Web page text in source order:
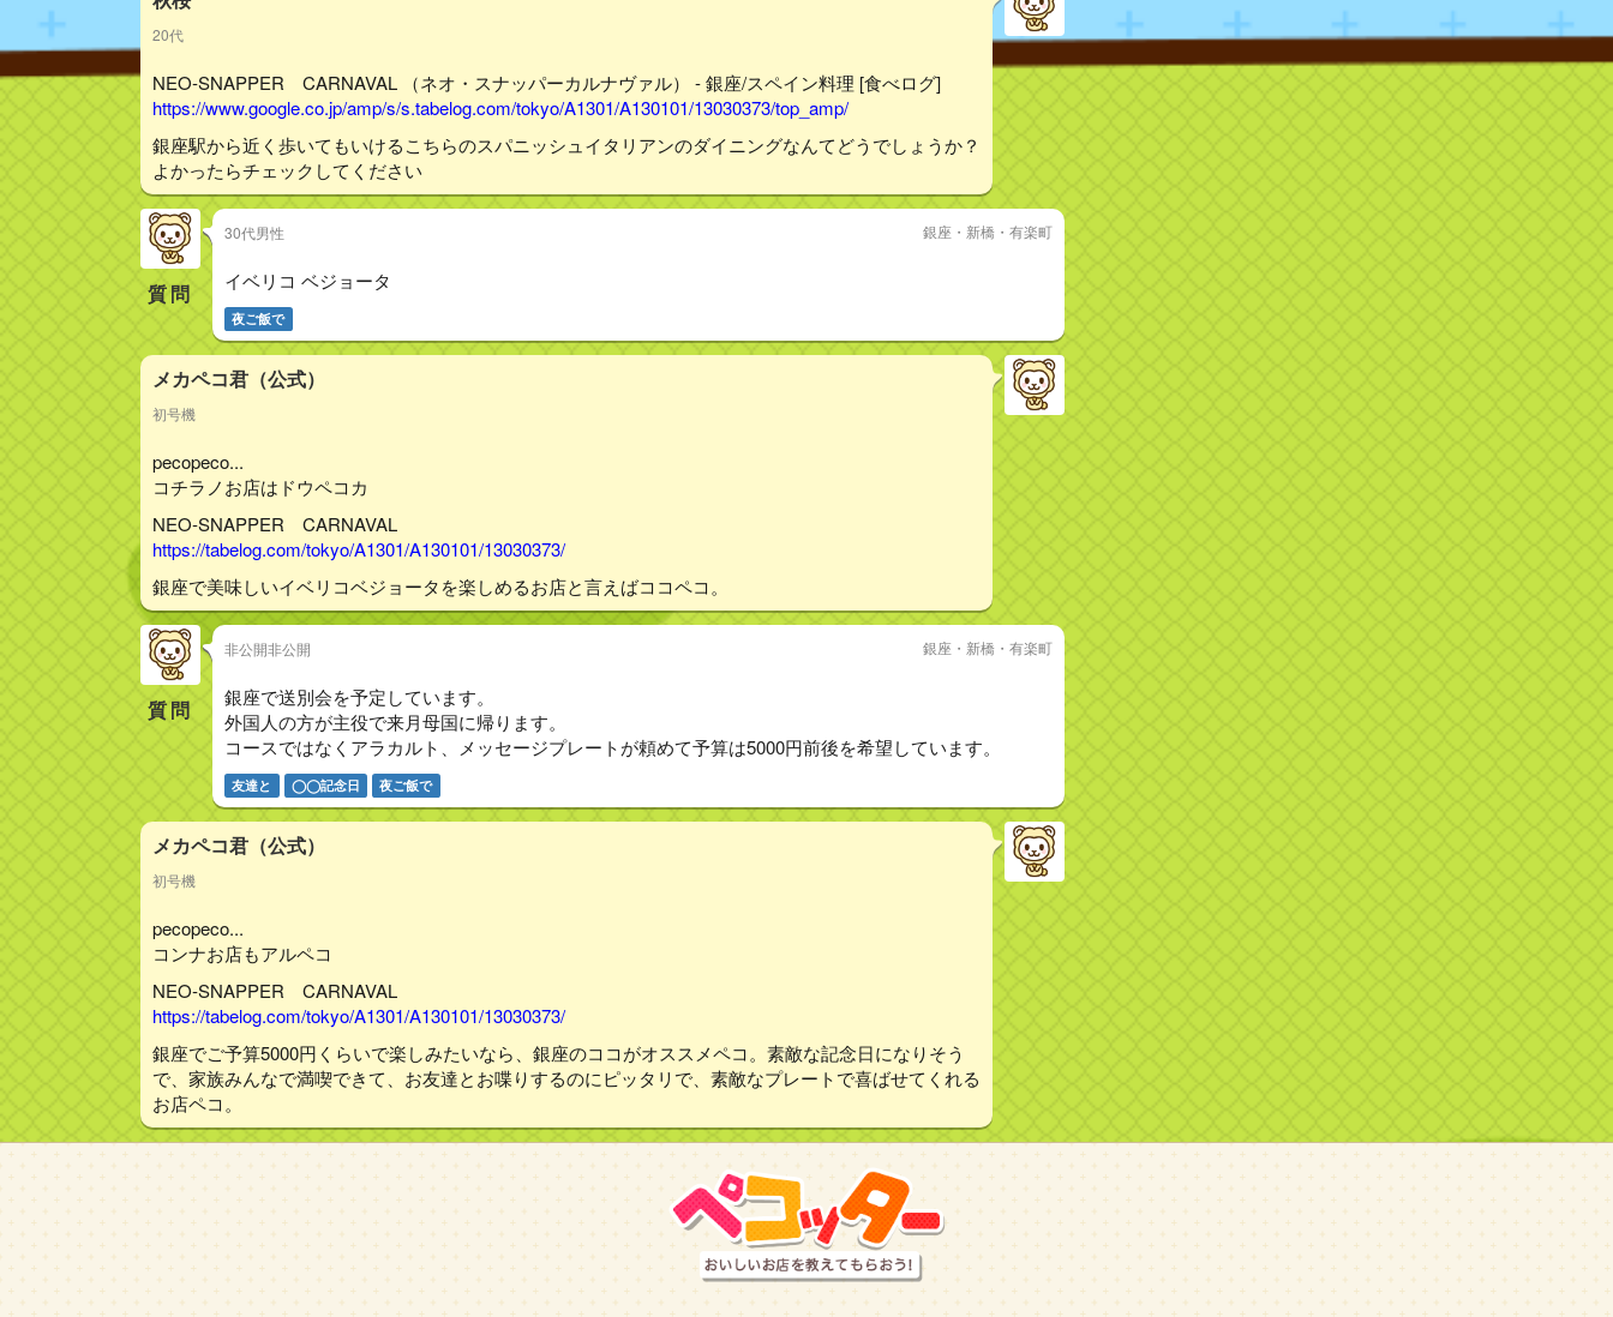
20代
NEO‐SNAPPER CARNAVAL （ネオ・スナッパーカルナヴァル） - 銀座/スペイン料理 [食べログ]
https://www.google.co.jp/amp/s/s.tabelog.com/tokyo/A1301/A130101/13030373/top_amp/
銀座駅から近く歩いてもいけるこちらのスパニッシュイタリアンのダイニングなんてどうでしょうか？
よかったらチェックしてください
質問
30代男性 銀座・新橋・有楽町
イベリコ ベジョータ
夜ご飯で
メカペコ君（公式）
初号機
pecopeco...
コチラノお店はドウペコカ
NEO‐SNAPPER CARNAVAL
https://tabelog.com/tokyo/A1301/A130101/13030373/
銀座で美味しいイベリコベジョータを楽しめるお店と言えばココペコ。
質問
非公開非公開 銀座・新橋・有楽町
銀座で送別会を予定しています。
外国人の方が主役で来月母国に帰ります。
コースではなくアラカルト、メッセージプレートが頼めて予算は5000円前後を希望しています。
友達と ◯◯記念日 夜ご飯で
メカペコ君（公式）
初号機
pecopeco...
コンナお店もアルペコ
NEO‐SNAPPER CARNAVAL
https://tabelog.com/tokyo/A1301/A130101/13030373/
銀座でご予算5000円くらいで楽しみたいなら、銀座のココがオススメペコ。素敵な記念日になりそう
で、家族みんなで満喫できて、お友達とお喋りするのにピッタリで、素敵なプレートで喜ばせてくれる
お店ペコ。